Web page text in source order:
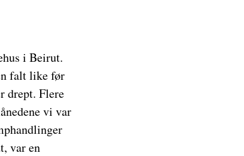
i Beirut.
falt like før
drept. Flere
vi var
var en